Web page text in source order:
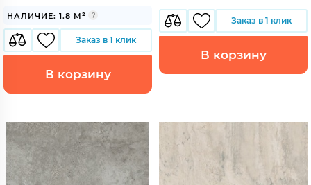
НАЛИЧИЕ: 1.8 М²
Заказ в 1 клик
В корзину
Заказ в 1 клик
В корзину